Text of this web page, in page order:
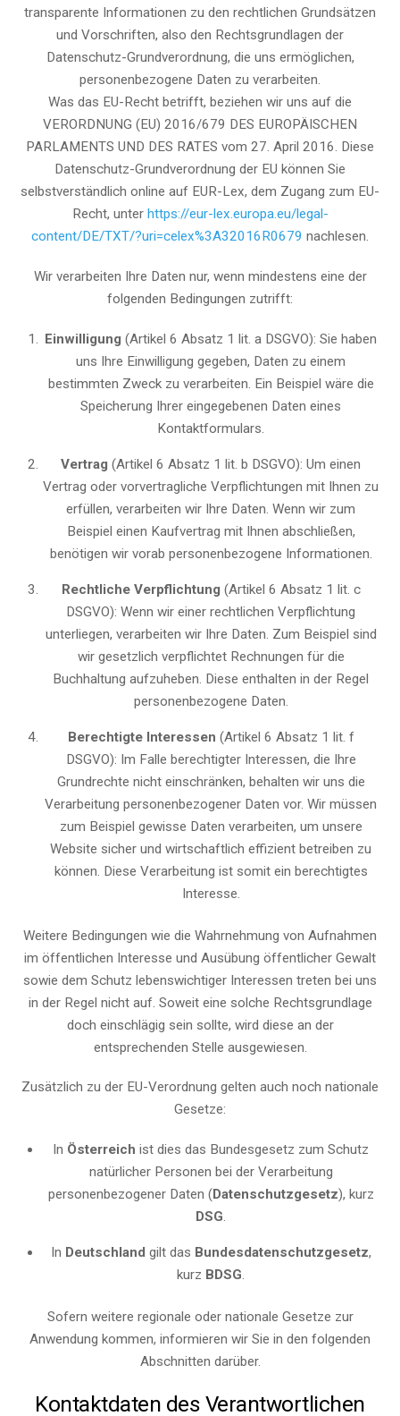
transparente Informationen zu den rechtlichen Grundsätzen
und Vorschriften, also den Rechtsgrundlagen der
Datenschutz-Grundverordnung, die uns ermöglichen,
personenbezogene Daten zu verarbeiten.
Was das EU-Recht betrifft, beziehen wir uns auf die
VERORDNUNG (EU) 2016/679 DES EUROPÄISCHEN
PARLAMENTS UND DES RATES vom 27. April 2016. Diese
Datenschutz-Grundverordnung der EU können Sie
selbstverständlich online auf EUR-Lex, dem Zugang zum EU-
Recht, unter https://eur-lex.europa.eu/legal-
content/DE/TXT/?uri=celex%3A32016R0679 nachlesen.
Wir verarbeiten Ihre Daten nur, wenn mindestens eine der
folgenden Bedingungen zutrifft:
Einwilligung (Artikel 6 Absatz 1 lit. a DSGVO): Sie haben
uns Ihre Einwilligung gegeben, Daten zu einem
bestimmten Zweck zu verarbeiten. Ein Beispiel wäre die
Speicherung Ihrer eingegebenen Daten eines
Kontaktformulars.
Vertrag (Artikel 6 Absatz 1 lit. b DSGVO): Um einen
Vertrag oder vorvertragliche Verpflichtungen mit Ihnen zu
erfüllen, verarbeiten wir Ihre Daten. Wenn wir zum
Beispiel einen Kaufvertrag mit Ihnen abschließen,
benötigen wir vorab personenbezogene Informationen.
Rechtliche Verpflichtung (Artikel 6 Absatz 1 lit. c
DSGVO): Wenn wir einer rechtlichen Verpflichtung
unterliegen, verarbeiten wir Ihre Daten. Zum Beispiel sind
wir gesetzlich verpflichtet Rechnungen für die
Buchhaltung aufzuheben. Diese enthalten in der Regel
personenbezogene Daten.
Berechtigte Interessen (Artikel 6 Absatz 1 lit. f
DSGVO): Im Falle berechtigter Interessen, die Ihre
Grundrechte nicht einschränken, behalten wir uns die
Verarbeitung personenbezogener Daten vor. Wir müssen
zum Beispiel gewisse Daten verarbeiten, um unsere
Website sicher und wirtschaftlich effizient betreiben zu
können. Diese Verarbeitung ist somit ein berechtigtes
Interesse.
Weitere Bedingungen wie die Wahrnehmung von Aufnahmen
im öffentlichen Interesse und Ausübung öffentlicher Gewalt
sowie dem Schutz lebenswichtiger Interessen treten bei uns
in der Regel nicht auf. Soweit eine solche Rechtsgrundlage
doch einschlägig sein sollte, wird diese an der
entsprechenden Stelle ausgewiesen.
Zusätzlich zu der EU-Verordnung gelten auch noch nationale
Gesetze:
In Österreich ist dies das Bundesgesetz zum Schutz
natürlicher Personen bei der Verarbeitung
personenbezogener Daten (Datenschutzgesetz), kurz
DSG.
In Deutschland gilt das Bundesdatenschutzgesetz,
kurz BDSG.
Sofern weitere regionale oder nationale Gesetze zur
Anwendung kommen, informieren wir Sie in den folgenden
Abschnitten darüber.
Kontaktdaten des Verantwortlichen